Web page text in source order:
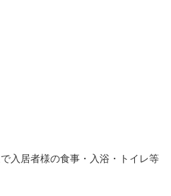
入居者様の食事・入浴・トイレ等